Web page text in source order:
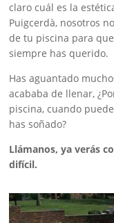
claro cuál es la
Puigcerdà, nosotros
de tu piscina para
siempre has querido.
Has aguantado
acababa de llenar,
piscina, cuando
has soñado?
Llámanos, ya verás
difícil.